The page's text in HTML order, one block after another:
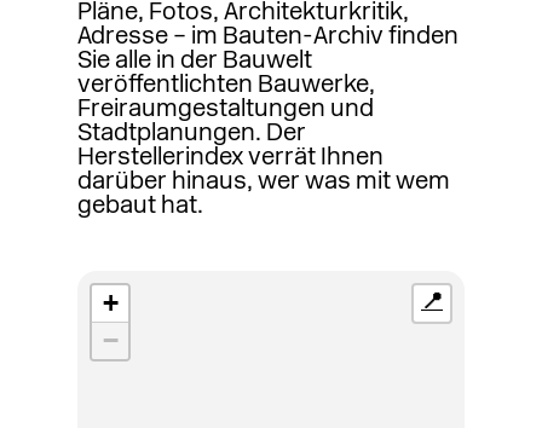
Pläne, Fotos, Architekturkritik,
Adresse – im Bauten-Archiv finden
Sie alle in der Bauwelt
veröffentlichten Bauwerke,
Freiraumgestaltungen und
Stadtplanungen. Der
Herstellerindex verrät Ihnen
darüber hinaus, wer was mit wem
gebaut hat.
+
−
📍